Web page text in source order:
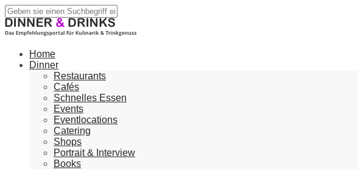
Home
Dinner
Restaurants
Cafés
Schnelles Essen
Events
Eventlocations
Catering
Shops
Portrait & Interview
Books